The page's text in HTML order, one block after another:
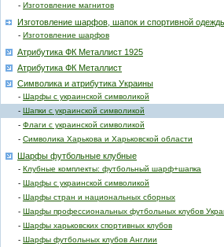
- Изготовление магнитов
Изготовление шарфов, шапок и спортивной
- Изготовление шарфов
Атрибутика ФК Металлист 1925
Атрибутика ФК Металлист
Символика и атрибутика Украины
- Шарфы с украинской символикой
- Шапки с украинской символикой
- Флаги с украинской символикой
- Символика Харькова и Харьковской области
Шарфы футбольные клубные
- Клубные комплекты: футбольный шарф+шапка
- Шарфы с украинской символикой
- Шарфы стран и национальных сборных
- Шарфы профессиональных футбольных клубов
- Шарфы харьковских спортивных клубов
- Шарфы футбольных клубов Англии